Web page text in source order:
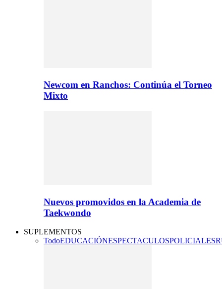
Newcom en Ranchos: Continúa el Torneo
Mixto
Nuevos promovidos en la Academia de
Taekwondo
SUPLEMENTOS
TodoEDUCACIÓNESPECTACULOSPOLICIALES